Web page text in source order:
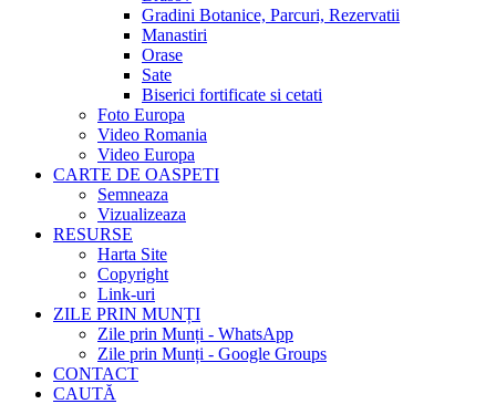
Gradini Botanice, Parcuri, Rezervatii
Manastiri
Orase
Sate
Biserici fortificate si cetati
Foto Europa
Video Romania
Video Europa
CARTE DE OASPETI
Semneaza
Vizualizeaza
RESURSE
Harta Site
Copyright
Link-uri
ZILE PRIN MUNȚI
Zile prin Munți - WhatsApp
Zile prin Munți - Google Groups
CONTACT
CAUTĂ